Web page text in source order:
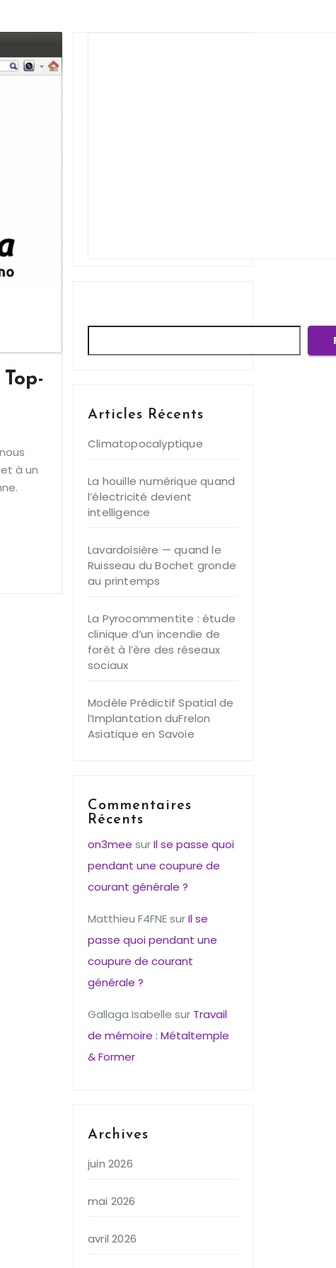
à un
Articles Récents
Climatopocalyptique
La houille numérique quand
l’électricité devient
intelligence
Lavardoisière — quand le
Ruisseau du Bochet gronde
au printemps
La Pyrocommentite : étude
clinique d’un incendie de
forêt à l’ère des réseaux
sociaux
Modèle Prédictif Spatial de
l’Implantation duFrelon
Asiatique en Savoie
Commentaires
Récents
on3mee surIl se passe quoi
pendant une coupure de
courant générale ?
Matthieu F4FNEsurIl se
passe quoi pendant une
coupure de courant
générale ?
Gallaga Isabelle sur Travail
de mémoire : Métaltemple
& Former
Archives
juin 2026
mai 2026
avril 2026